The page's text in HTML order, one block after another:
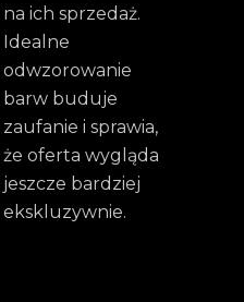
na ich sprzedaż.
Idealne
odwzorowanie
barw buduje
zaufanie i sprawia,
że oferta wygląda
jeszcze bardziej
ekskluzywnie.